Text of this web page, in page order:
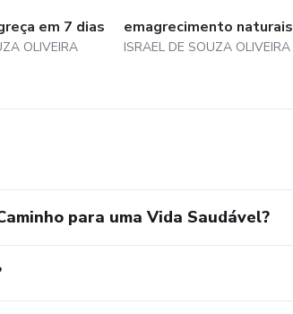
em 7 dias
OLIVEIRA
emagrecimento naturais
ISRAEL DE SOUZA OLIVEIRA
para uma Vida Saudável?